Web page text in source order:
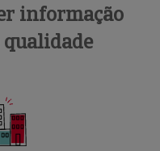
informação